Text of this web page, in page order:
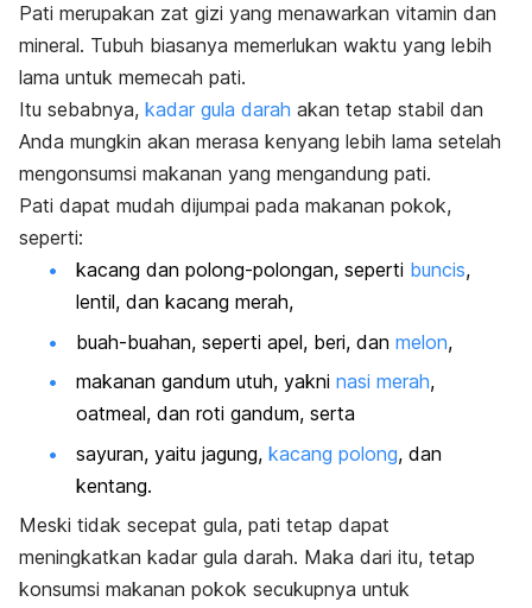
Pati merupakan zat gizi yang menawarkan vitamin dan
mineral. Tubuh biasanya memerlukan waktu yang lebih
lama untuk memecah pati.
Itu sebabnya, kadar gula darah akan tetap stabil dan
Anda mungkin akan merasa kenyang lebih lama setelah
mengonsumsi makanan yang mengandung pati.
Pati dapat mudah dijumpai pada makanan pokok,
seperti:
kacang dan polong-polongan, seperti buncis,
lentil, dan kacang merah,
buah-buahan, seperti apel, beri, dan melon,
makanan gandum utuh, yakni nasi merah,
oatmeal, dan roti gandum, serta
sayuran, yaitu jagung, kacang polong, dan
kentang.
Meski tidak secepat gula, pati tetap dapat
meningkatkan kadar gula darah. Maka dari itu, tetap
konsumsi makanan pokok secukupnya untuk